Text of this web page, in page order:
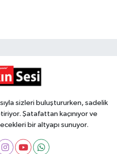
sizleri buluştururken, sadelik
Şatafattan kaçınıyor ve
bir altyapı sunuyor.